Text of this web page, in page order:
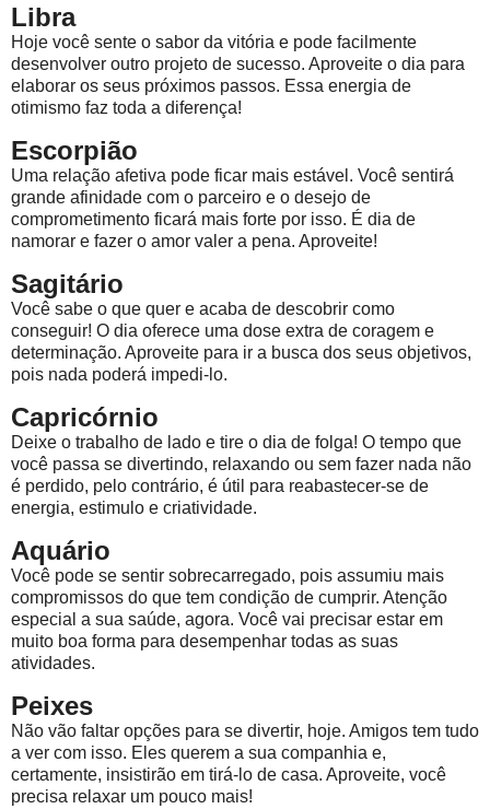
Libra
Hoje você sente o sabor da vitória e pode facilmente
desenvolver outro projeto de sucesso. Aproveite o dia para
elaborar os seus próximos passos. Essa energia de
otimismo faz toda a diferença!
Escorpião
Uma relação afetiva pode ficar mais estável. Você sentirá
grande afinidade com o parceiro e o desejo de
comprometimento ficará mais forte por isso. É dia de
namorar e fazer o amor valer a pena. Aproveite!
Sagitário
Você sabe o que quer e acaba de descobrir como
conseguir! O dia oferece uma dose extra de coragem e
determinação. Aproveite para ir a busca dos seus objetivos,
pois nada poderá impedi-lo.
Capricórnio
Deixe o trabalho de lado e tire o dia de folga! O tempo que
você passa se divertindo, relaxando ou sem fazer nada não
é perdido, pelo contrário, é útil para reabastecer-se de
energia, estimulo e criatividade.
Aquário
Você pode se sentir sobrecarregado, pois assumiu mais
compromissos do que tem condição de cumprir. Atenção
especial a sua saúde, agora. Você vai precisar estar em
muito boa forma para desempenhar todas as suas
atividades.
Peixes
Não vão faltar opções para se divertir, hoje. Amigos tem tudo
a ver com isso. Eles querem a sua companhia e,
certamente, insistirão em tirá-lo de casa. Aproveite, você
precisa relaxar um pouco mais!